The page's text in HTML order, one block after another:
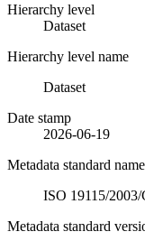
Hierarchy level
Dataset
Hierarchy level name
Dataset
Date stamp
2026-06-19
Metadata standard name
ISO 19115/
Metadata standard